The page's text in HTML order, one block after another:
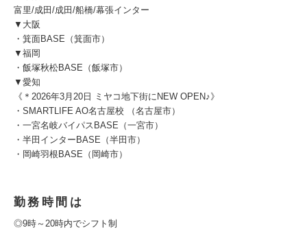
富里/成田/成田/船橋/幕張インター
▼大阪
・箕面BASE（箕面市）
▼福岡
・飯塚秋松BASE（飯塚市）
▼愛知
《＊2026年3月20日 ミヤコ地下街にNEW OPEN♪》
・SMARTLIFE AO名古屋校 （名古屋市）
・一宮名岐バイパスBASE（一宮市）
・半田インターBASE（半田市）
・岡崎羽根BASE（岡崎市）
勤務時間は
◎9時～20時内でシフト制